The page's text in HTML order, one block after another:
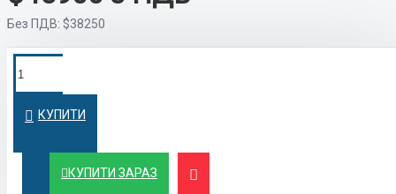
Без ПДВ: $38250
КУПИТИ
КУПИТИ ЗАРАЗ
КРЕДИТ
ЛІЗИНГ Вигідний лізинг для бізнесу та фізичних осіб